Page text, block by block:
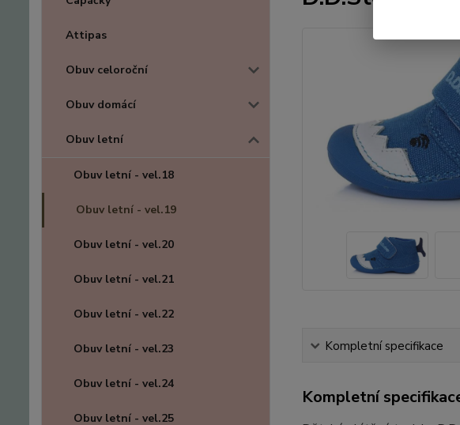
Attipas
Obuv celoroční
Obuv domácí
Obuv letní
Obuv letní - vel.18
Obuv letní - vel.19
Obuv letní - vel.20
Obuv letní - vel.21
Obuv letní - vel.22
Obuv letní - vel.23
Obuv letní - vel.24
Obuv letní - vel.25
Kompletní specifikace
Kompletní